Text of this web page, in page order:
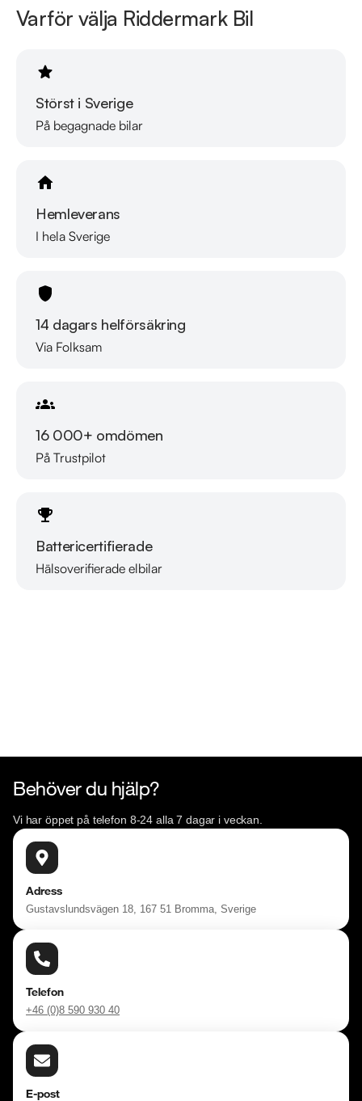
Varför välja Riddermark Bil
Störst i Sverige
På begagnade bilar
Hemleverans
I hela Sverige
14 dagars helförsäkring
Via Folksam
16 000+ omdömen
På Trustpilot
Battericertifierade
Hälsoverifierade elbilar
Läs mer om oss
Behöver du hjälp?
Vi har öppet på telefon 8-24 alla 7 dagar i veckan.
Adress
Gustavslundsvägen 18, 167 51 Bromma, Sverige
Telefon
+46 (0)8 590 930 40
E-post